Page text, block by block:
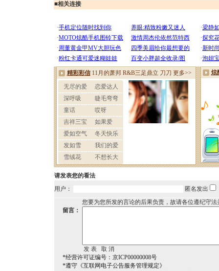
■相关连接
请发表您的看法
用户：
匿名发出
您要为您所发的言论的后果负责，故请各位遵纪守
留言：
*经营许可证编号：京ICP00000008号
*遵守《互联网电子公告服务管理规定》